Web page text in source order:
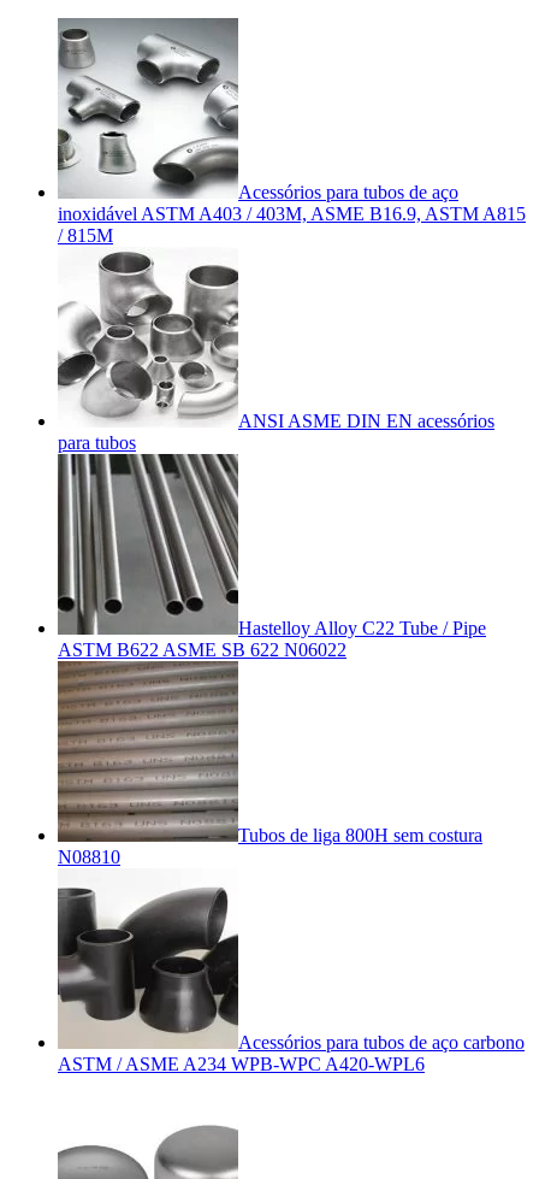
Acessórios para tubos de aço
inoxidável ASTM A403 / 403M, ASME B16.9, ASTM A815
/ 815M
ANSI ASME DIN EN acessórios
para tubos
Hastelloy Alloy C22 Tube / Pipe
ASTM B622 ASME SB 622 N06022
Tubos de liga 800H sem costura
N08810
Acessórios para tubos de aço carbono
ASTM / ASME A234 WPB-WPC A420-WPL6